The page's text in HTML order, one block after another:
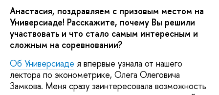
Анастасия, поздравляем с призовым местом на
Универсиаде! Расскажите, почему Вы решили
участвовать и что стало самым интересным и
сложным на соревновании?
Об Универсиаде я впервые узнала от нашего
лектора по эконометрике, Олега Олеговича
Замкова. Меня сразу заинтересовала возможность